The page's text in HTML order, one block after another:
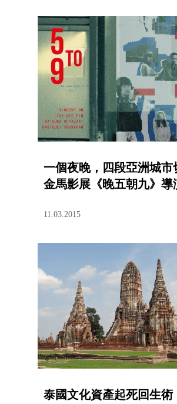
一個夜晚，四段亞洲城
金馬影展《晚五朝九》導
11.03.2015
泰國文化資產起死回生術